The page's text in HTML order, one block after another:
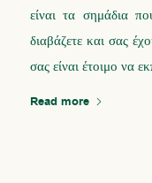
είναι τα σημάδια
διαβάζετε και σας
σας είναι έτοιμο να
Read more